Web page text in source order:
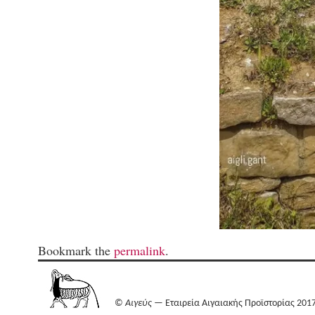
Bookmark the permalink.
©Αιγεύς— Εταιρεία Αιγαιακής Προϊστορίας